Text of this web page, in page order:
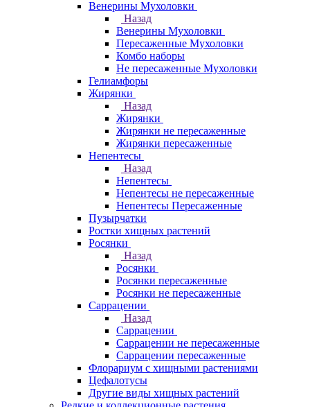
Венерины Мухоловки
Назад
Венерины Мухоловки
Пересаженные Мухоловки
Комбо наборы
Не пересаженные Мухоловки
Гелиамфоры
Жирянки
Назад
Жирянки
Жирянки не пересаженные
Жирянки пересаженные
Непентесы
Назад
Непентесы
Непентесы не пересаженные
Непентесы Пересаженные
Пузырчатки
Ростки хищных растений
Росянки
Назад
Росянки
Росянки пересаженные
Росянки не пересаженные
Саррацении
Назад
Саррацении
Саррацении не пересаженные
Саррацении пересаженные
Флорариум с хищными растениями
Цефалотусы
Другие виды хищных растений